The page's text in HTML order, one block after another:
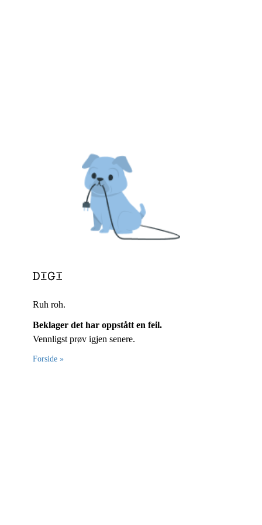
Ruh roh.
Beklager det har oppstått en feil.
Vennligst prøv igjen senere.
Forside »